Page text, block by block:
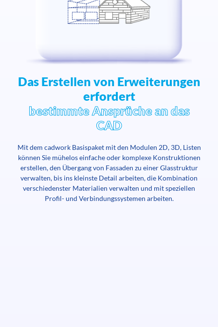
Das Erstellen von Erweiterungen
erfordert
bestimmte Ansprüche an das
CAD
Mit dem cadwork Basispaket mit den Modulen 2D, 3D, Listen
können Sie mühelos einfache oder komplexe Konstruktionen
erstellen, den Übergang von Fassaden zu einer Glasstruktur
verwalten, bis ins kleinste Detail arbeiten, die Kombination
verschiedenster Materialien verwalten und mit speziellen
Profil- und Verbindungssystemen arbeiten.